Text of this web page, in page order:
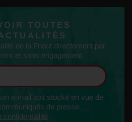
TOUTES
de la Fnaut directement par
et sans engagement
e-mail soit stocké en vue de
de presse.
confidentialité